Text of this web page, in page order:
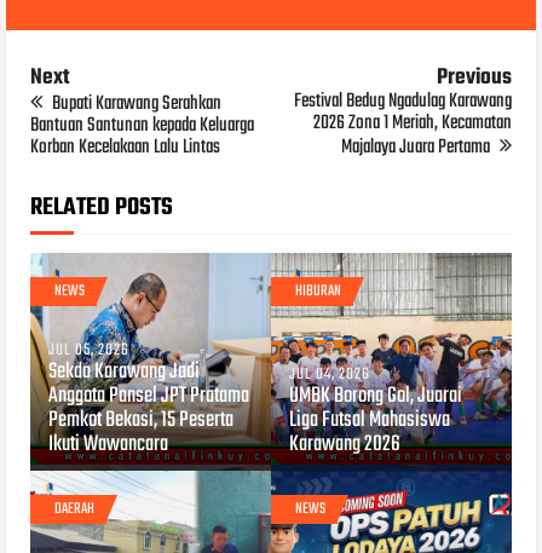
Next
Bupati Karawang Serahkan
Bantuan Santunan kepada Keluarga
Korban Kecelakaan Lalu Lintas
Previous
Festival Bedug Ngadulag Karawang
2026 Zona 1 Meriah, Kecamatan
Majalaya Juara Pertama
RELATED POSTS
NEWS
JUL 05, 2026
Sekda Karawang Jadi
Anggota Pansel JPT Pratama
Pemkot Bekasi, 15 Peserta
Ikuti Wawancara
HIBURAN
JUL 04, 2026
UMBK Borong Gol, Juarai
Liga Futsal Mahasiswa
Karawang 2026
DAERAH NEWS